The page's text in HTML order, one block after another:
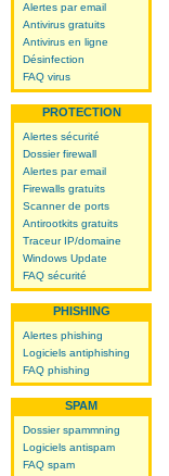
Alertes par email
Antivirus gratuits
Antivirus en ligne
Désinfection
FAQ virus
PROTECTION
Alertes sécurité
Dossier firewall
Alertes par email
Firewalls gratuits
Scanner de ports
Antirootkits gratuits
Traceur IP/domaine
Windows Update
FAQ sécurité
PHISHING
Alertes phishing
Logiciels antiphishing
FAQ phishing
SPAM
Dossier spammning
Logiciels antispam
FAQ spam